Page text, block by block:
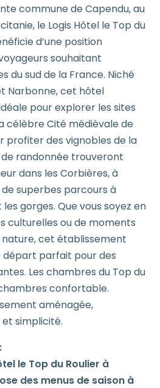
commune de Capendu, au
le Logis Hôtel le Top du
d’une position
souhaitant
du sud de la France. Niché
Narbonne, cet hôtel
pour explorer les sites
célèbre Cité médiévale de
profiter des vignobles de la
randonnée trouveront
dans les Corbières, à
superbes parcours à
gorges. Que vous soyez en
culturelles ou de moments
cet établissement
parfait pour des
Les chambres du Top du
confortable.
aménagée,
simplicité.
le Top du Roulier à
des menus de saison à